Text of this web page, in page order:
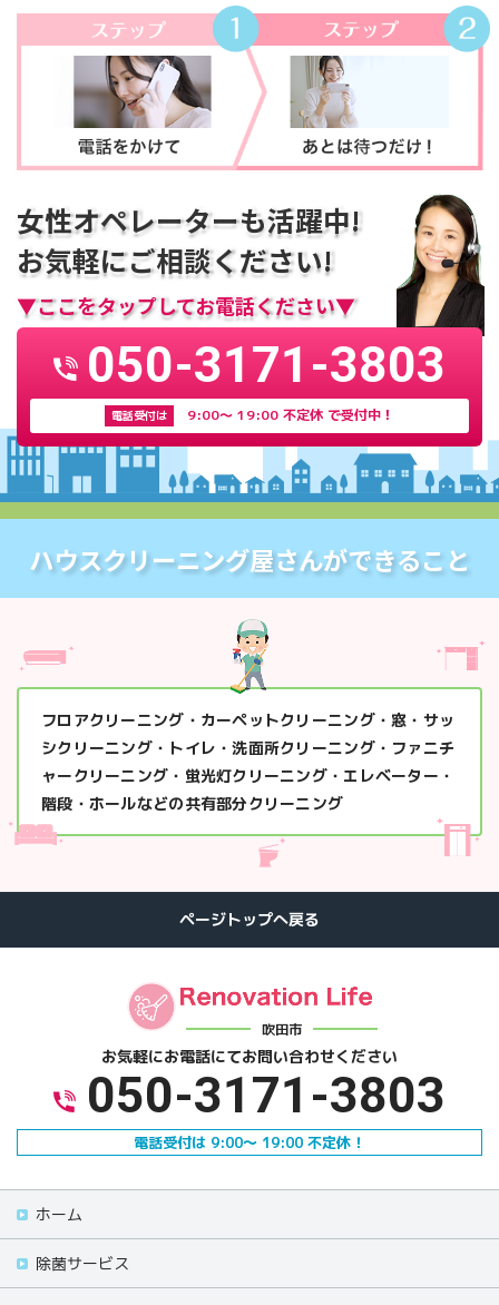
女性オペレーターも活躍中!
お気軽にご相談ください!
▼ここをタップしてお電話ください▼
050-3171-3803
電話受付は 9:00〜 19:00 不定休 で受付中！
ハウスクリーニング屋さんができること
フロアクリーニング・カーペットクリーニング・窓・サッ
シクリーニング・トイレ・洗面所クリーニング・ファニチ
ャークリーニング・蛍光灯クリーニング・エレベーター・
階段・ホールなどの共有部分クリーニング
吹田市
お気軽にお電話にてお問い合わせください
050-3171-3803
電話受付は 9:00～ 19:00 不定休！
ホーム
除菌サービス